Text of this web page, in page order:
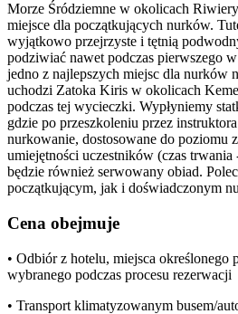
Morze Śródziemne w okolicach
miejsce dla początkujących nurków.
wyjątkowo przejrzyste i tętnią
podziwiać nawet podczas pierwszego
jedno z najlepszych miejsc dla nurków
uchodzi Zatoka Kiris w okolicach
podczas tej wycieczki. Wypłyniemy
gdzie po przeszkoleniu przez
nurkowanie, dostosowane do poziomu
umiejętności uczestników (czas
będzie również serwowany obiad.
początkującym, jak i doświadczonym
Cena obejmuje
• Odbiór z hotelu, miejsca określonego
wybranego podczas procesu rezerwacji
• Transport klimatyzowanym busem/